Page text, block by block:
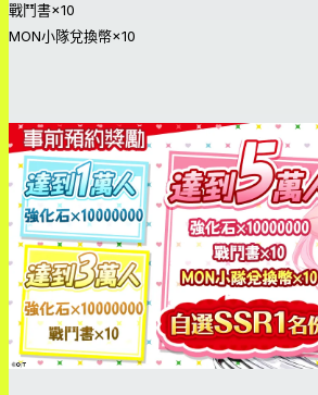
戰鬥書×10
MON小隊兌換幣×10